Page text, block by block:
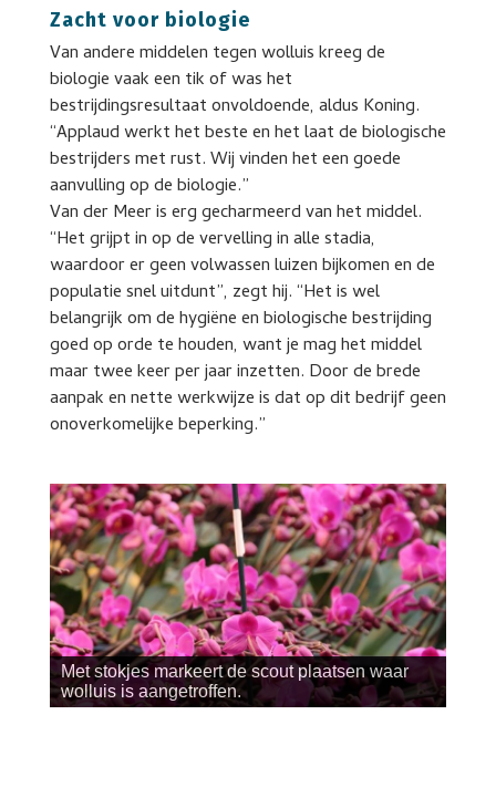
Zacht voor biologie
Van andere middelen tegen wolluis kreeg de
biologie vaak een tik of was het
bestrijdingsresultaat onvoldoende, aldus Koning.
“Applaud werkt het beste en het laat de biologische
bestrijders met rust. Wij vinden het een goede
aanvulling op de biologie.”
Van der Meer is erg gecharmeerd van het middel.
“Het grijpt in op de vervelling in alle stadia,
waardoor er geen volwassen luizen bijkomen en de
populatie snel uitdunt”, zegt hij. “Het is wel
belangrijk om de hygiëne en biologische bestrijding
goed op orde te houden, want je mag het middel
maar twee keer per jaar inzetten. Door de brede
aanpak en nette werkwijze is dat op dit bedrijf geen
onoverkomelijke beperking.”
Met stokjes markeert de scout plaatsen waar
wolluis is aangetroffen.